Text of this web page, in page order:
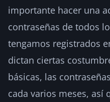
importante hacer una
contraseñas de todos
tengamos registrados
dictan ciertas
básicas, las
cada varios meses, así